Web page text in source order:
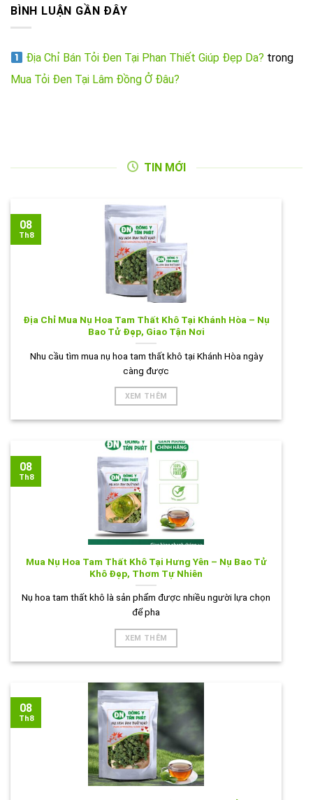
BÌNH LUẬN GẦN ĐÂY
Địa Chỉ Bán Tỏi Đen Tại Phan Thiết Giúp Đẹp Da? trong
Mua Tỏi Đen Tại Lâm Đồng Ở Đâu?
TIN MỚI
Địa Chỉ Mua Nụ Hoa Tam Thất Khô Tại Khánh Hòa – Nụ
Bao Tử Đẹp, Giao Tận Nơi
Nhu cầu tìm mua nụ hoa tam thất khô tại Khánh Hòa ngày
càng được
XEM THÊM
08
Th8
Mua Nụ Hoa Tam Thất Khô Tại Hưng Yên – Nụ Bao Tử
Khô Đẹp, Thơm Tự Nhiên
Nụ hoa tam thất khô là sản phẩm được nhiều người lựa chọn
để pha
XEM THÊM
08
Th8
08
Th8